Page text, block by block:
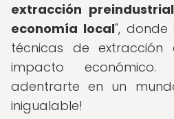
extracción
economía local", donde
técnicas de
impacto económico.
adentrarte en un
inigualable!